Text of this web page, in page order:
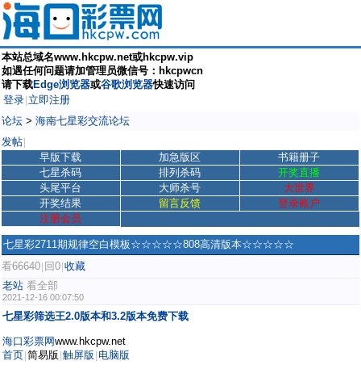
本站总域名www.hkcpw.net或hkcpw.vip
如遇任何问题请加管理员微信号：hkcpwcn
请下载Edge浏览器或谷歌浏览器快速访问
登录 立即注册
论坛 > 海南七星彩交流论坛
发帖
早版下载 加急版区
书籍册子
七星杀码
排列杀码
开奖直播
头尾平台
大师杀号
大世界
开奖结果
留言反馈
登录账户
注册会员
七星彩2711期规律空白模板☆☆☆☆☆808高清版本☆☆☆☆☆
看66640 回0 收藏
老站 看全部
2021-12-16 00:07:50
七星彩筛选王2.0版本和3.2版本免费下载
海口彩票网www.hkcpw.net
首页 简易版 触屏版 电脑版